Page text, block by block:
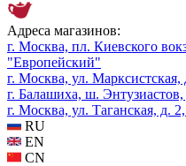
Адреса магазинов:
г. Москва, пл. Киевского
"Европейский"
г. Москва, ул. Марксистская,
г. Балашиха, ш.
г. Москва, ул. Таганская, д.
RU
EN
CN